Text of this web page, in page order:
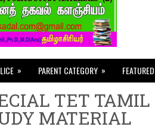
» PARENT CATEGORY » FEATURED
TET TAMIL
MATERIAL